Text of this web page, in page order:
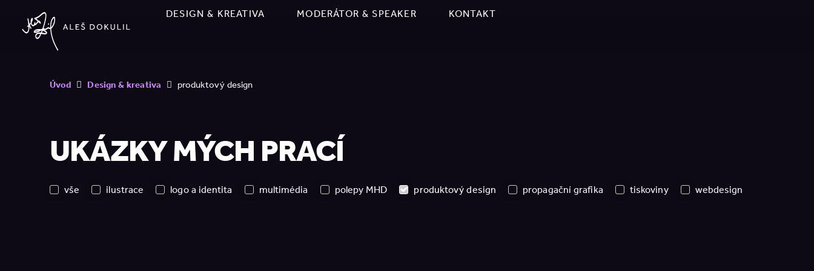
DESIGN & KREATIVA MODERÁTOR & SPEAKER KONTAKT
Úvod Design & kreativa produktový design
UKÁZKY MÝCH PRACÍ
vše ilustrace logo a identita multimédia polepy MHD produktový design propagační grafika tiskoviny webdesign